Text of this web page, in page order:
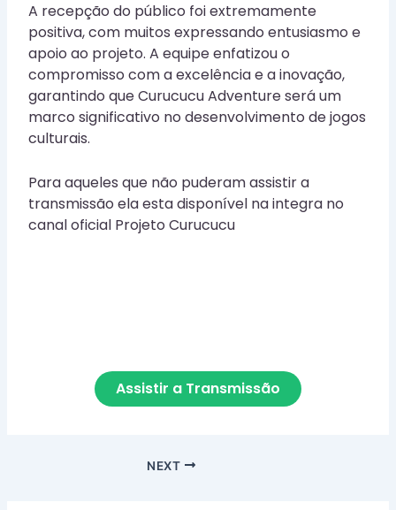
A recepção do público foi extremamente
positiva, com muitos expressando entusiasmo e
apoio ao projeto. A equipe enfatizou o
compromisso com a excelência e a inovação,
garantindo que Curucucu Adventure será um
marco significativo no desenvolvimento de jogos
culturais.
Para aqueles que não puderam assistir a
transmissão ela esta disponível na integra no
canal oficial Projeto Curucucu
Assistir a Transmissão
NEXT